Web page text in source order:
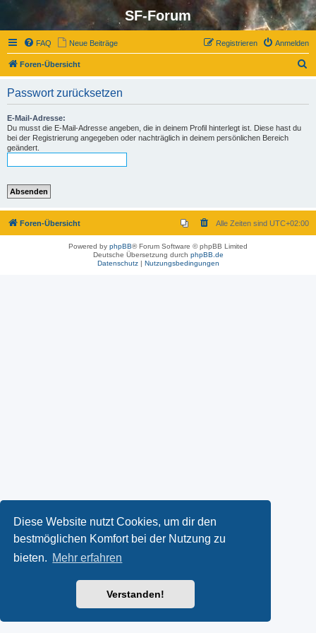
Diese Website nutzt Cookies, um dir den
bestmöglichen Komfort bei der Nutzung zu
bieten. Mehr erfahren
Verstanden!
SF-Forum
FAQ Neue Beiträge Anmelden
Registrieren
Foren-Übersicht
Passwort zurücksetzen
E-Mail-Adresse:
Du musst die E-Mail-Adresse angeben, die in deinem Profil hinterlegt ist. Diese hast du
bei der Registrierung angegeben oder nachträglich in deinem persönlichen Bereich
geändert.
Foren-Übersicht Alle Zeiten sind UTC+02:00
Powered by phpBB® Forum Software © phpBB Limited
Deutsche Übersetzung durch phpBB.de
Datenschutz| Nutzungsbedingungen